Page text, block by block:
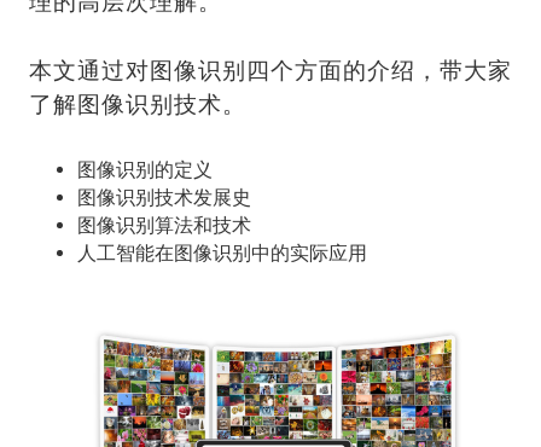
本文通过对图像识别四个方面的介绍，带大家
了解图像识别技术。
图像识别的定义
图像识别技术发展史
图像识别算法和技术
人工智能在图像识别中的实际应用